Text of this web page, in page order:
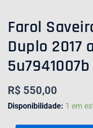
Farol
Duplo 2017
5u7941007b
R$ 550,00
Disponibilidade: 1 em